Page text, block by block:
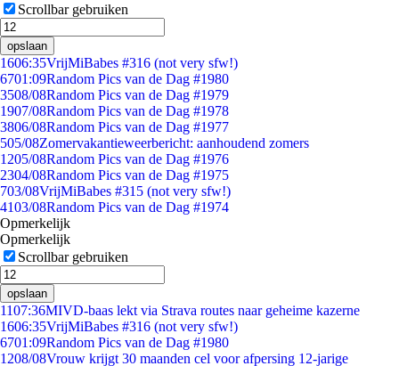
Scrollbar gebruiken
opslaan
1606:35VrijMiBabes #316 (not very sfw!)
6701:09Random Pics van de Dag #1980
3508/08Random Pics van de Dag #1979
1907/08Random Pics van de Dag #1978
3806/08Random Pics van de Dag #1977
505/08Zomervakantieweerbericht: aanhoudend zomers
1205/08Random Pics van de Dag #1976
2304/08Random Pics van de Dag #1975
703/08VrijMiBabes #315 (not very sfw!)
4103/08Random Pics van de Dag #1974
Opmerkelijk
Opmerkelijk
Scrollbar gebruiken
opslaan
1107:36MIVD-baas lekt via Strava routes naar geheime kazerne
1606:35VrijMiBabes #316 (not very sfw!)
6701:09Random Pics van de Dag #1980
1208/08Vrouw krijgt 30 maanden cel voor afpersing 12-jarige